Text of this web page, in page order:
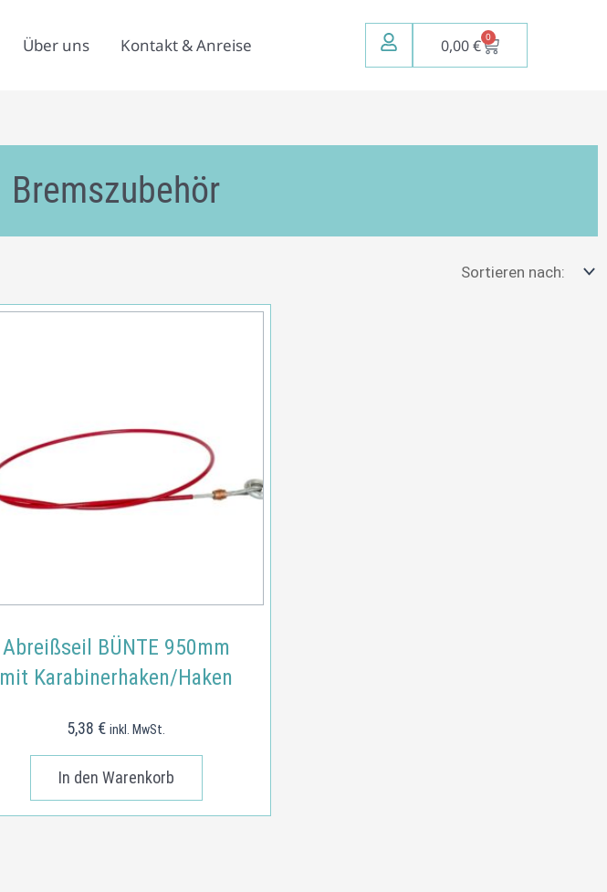
Über uns Kontakt & Anreise 0,00€ 0
Warenkorb
Bremszubehör
Abreißseil BÜNTE 950mm
mit Karabinerhaken/Haken
5,38 € inkl. MwSt.
In den Warenkorb